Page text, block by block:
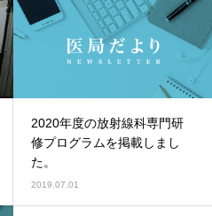
2020年度の放射線科専門研
修プログラムを掲載しまし
た。
2019.07.01